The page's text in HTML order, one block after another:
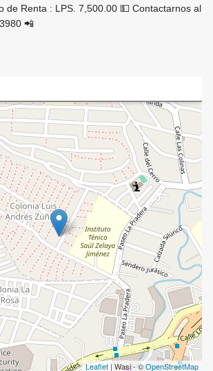
de Renta : LPS. 7,500.00 💵 Contactarnos al
📲
Leaflet | Wasi - ©OpenStreetMap